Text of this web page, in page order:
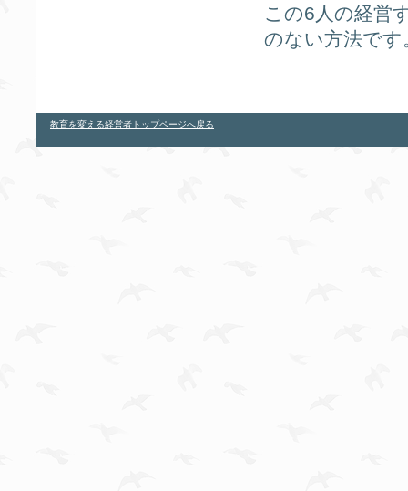
この6人の経営
のない方法です
教育を変える経営者トップページへ戻る